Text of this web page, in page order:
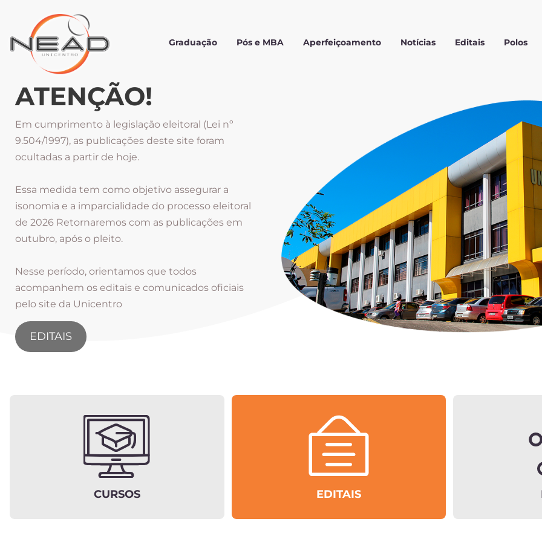
Graduação Pós e MBA Aperfeiçoamento Notícias Editais Polos
ATENÇÃO!
Em cumprimento à legislação eleitoral (Lei nº
9.504/1997), as publicações deste site foram
ocultadas a partir de hoje.
Essa medida tem como objetivo assegurar a
isonomia e a imparcialidade do processo eleitoral
de 2026 Retornaremos com as publicações em
outubro, após o pleito.
Nesse período, orientamos que todos
acompanhem os editais e comunicados oficiais
pelo site da Unicentro
EDITAIS
CURSOS EDITAIS